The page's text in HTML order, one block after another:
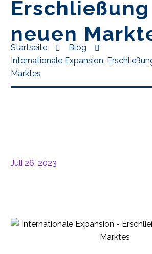
neuen
Startseite
Blog
Internationale Expansion:
Marktes
Juli 26, 2023